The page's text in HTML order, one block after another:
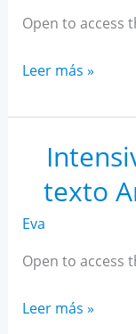
Open to access
Curso
para
estudiantes
Leer más »
texto
Eva
Open to access
Intensivo
Leer más »